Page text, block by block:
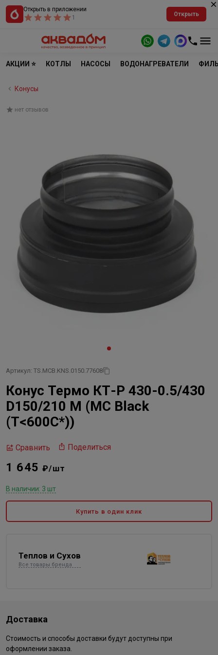
Открыть в приложении
1
Открыть
АКЦИИ ⭐ КОТЛЫ НАСОСЫ ВОДОНАГРЕВАТЕЛИ
Конусы
нет отзывов
Артикул: TS.MCB.KNS.0150.77608
Конус Термо КТ-Р 430-0.5/430
D150/210 М (MC Black
(Т<600C*))
Сравнить Поделиться
1 645₽/шт
В наличии: 3 шт
Купить в один клик
Теплов и Сухов
Все товары бренда
Доставка
Стоимость и способы доставки будут доступны при
оформлении заказа.